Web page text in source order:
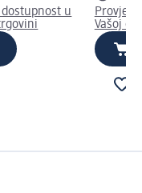
u
Vašoj